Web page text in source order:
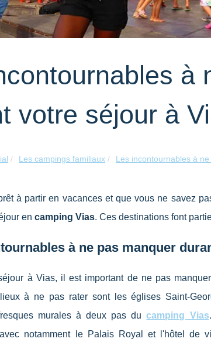
à
votre séjour à
Les campings familiaux Les incontournables à
à partir en vacances et que vous ne savez
en camping Vias. Ces destinations font
à ne pas manquer
à Vias, il est important de ne pas
à ne pas rater sont les églises Saint-
murales à deux pas ducamping Vias
notamment le Palais Royal et l'hôtel de